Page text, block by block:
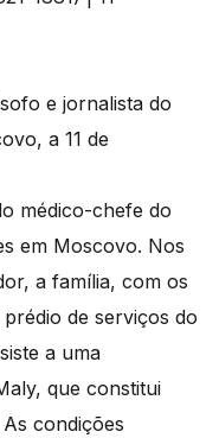
e jornalista do
a 11 de
médico-chefe do
em Moscovo. Nos
a família, com os
de serviços do
a uma
que constitui
condições